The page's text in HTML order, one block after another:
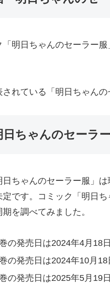
「明日ちゃんのセーラー
されている「明日ちゃん
日ちゃんのセーラ
日ちゃんのセーラー服」
定です。コミック「明日
期を調べてみました。
の発売日は2024年4月18日
の発売日は2024年10月18
の発売日は2025年5月19日